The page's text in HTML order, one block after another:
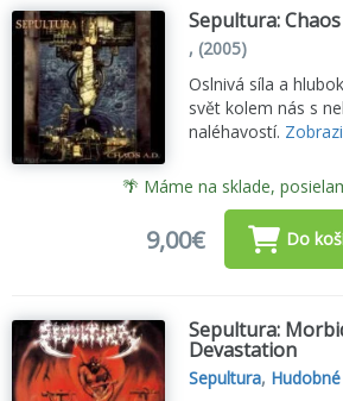
Sepultura:
, (2005)
Oslnivá síla a
svět kolem nás s
naléhavostí.
🌴 Máme na sklade,
9,00€ Do
Sepultura:
Devastation
Sepultura,